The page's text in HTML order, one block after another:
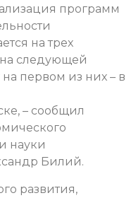
программ
на трех
следующей
первом из них – в
– сообщил
науки
Билий.
развития,